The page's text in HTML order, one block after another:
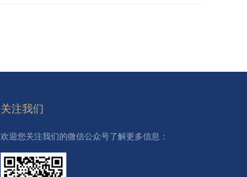
关注我们
欢迎您关注我们的微信公众号了解更多信息：